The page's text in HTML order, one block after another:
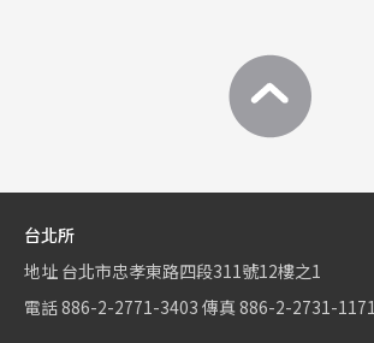
台北所
地址 台北市忠孝東路四段311號12樓之1
電話886-2-2771-3403 傳真 886-2-2731-1171